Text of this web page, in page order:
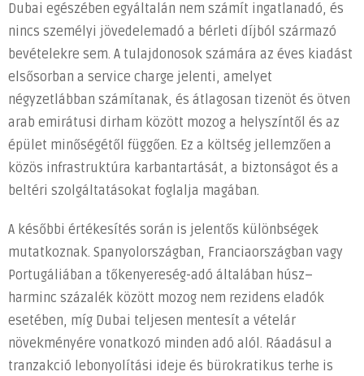
Dubai egészében egyáltalán nem számít ingatlanadó, és
nincs személyi jövedelemadó a bérleti díjból származó
bevételekre sem. A tulajdonosok számára az éves kiadást
elsősorban a service charge jelenti, amelyet
négyzetlábban számítanak, és átlagosan tizenöt és ötven
arab emirátusi dirham között mozog a helyszíntől és az
épület minőségétől függően. Ez a költség jellemzően a
közös infrastruktúra karbantartását, a biztonságot és a
beltéri szolgáltatásokat foglalja magában.
A későbbi értékesítés során is jelentős különbségek
mutatkoznak. Spanyolországban, Franciaországban vagy
Portugáliában a tőkenyereség-adó általában húsz–
harminc százalék között mozog nem rezidens eladók
esetében, míg Dubai teljesen mentesít a vételár
növekményére vonatkozó minden adó alól. Ráadásul a
tranzakció lebonyolítási ideje és bürokratikus terhe is